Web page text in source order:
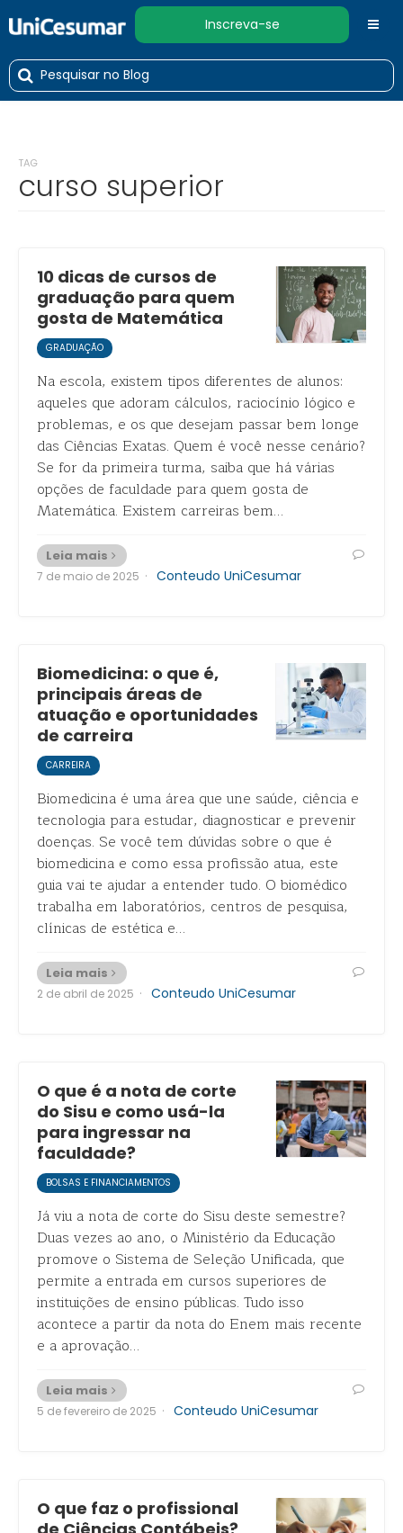
Inscreva-se
TAG
curso superior
10 dicas de cursos de
graduação para quem
gosta de Matemática
GRADUAÇÃO
Na escola, existem tipos diferentes de alunos:
aqueles que adoram cálculos, raciocínio lógico e
problemas, e os que desejam passar bem longe
das Ciências Exatas. Quem é você nesse cenário?
Se for da primeira turma, saiba que há várias
opções de faculdade para quem gosta de
Matemática. Existem carreiras bem…
Leia mais
7 de maio de 2025 · Conteudo UniCesumar
Biomedicina: o que é,
principais áreas de
atuação e oportunidades
de carreira
CARREIRA
Biomedicina é uma área que une saúde, ciência e
tecnologia para estudar, diagnosticar e prevenir
doenças. Se você tem dúvidas sobre o que é
biomedicina e como essa profissão atua, este
guia vai te ajudar a entender tudo. O biomédico
trabalha em laboratórios, centros de pesquisa,
clínicas de estética e…
Leia mais
2 de abril de 2025 · Conteudo UniCesumar
O que é a nota de corte
do Sisu e como usá-la
para ingressar na
faculdade?
BOLSAS E FINANCIAMENTOS
Já viu a nota de corte do Sisu deste semestre?
Duas vezes ao ano, o Ministério da Educação
promove o Sistema de Seleção Unificada, que
permite a entrada em cursos superiores de
instituições de ensino públicas. Tudo isso
acontece a partir da nota do Enem mais recente
e a aprovação…
Leia mais
5 de fevereiro de 2025 · Conteudo UniCesumar
O que faz o profissional